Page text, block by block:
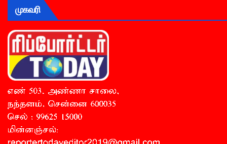
முகவரி